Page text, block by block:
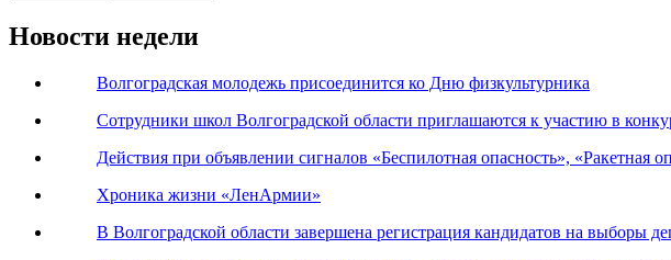
Новости недели
Волгоградская молодежь присоединится ко Дню физкультурника
Сотрудники школ Волгоградской области приглашаются к участию в
Действия при объявлении сигналов «Беспилотная опасность», «Ракетная
Хроника жизни «ЛенАрмии»
В Волгоградской области завершена регистрация кандидатов на выборы